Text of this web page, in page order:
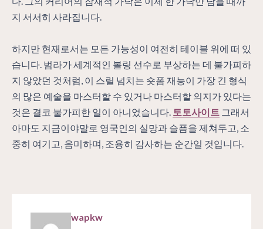
지 서서히 사라집니다.
하지만 현재로서는 모든 가능성이 여전히 테이블 위에 떠 있
습니다. 범라가 세계적인 볼링 선수로 부상하는 데 불가피하
지 않았던 것처럼, 이 스릴 넘치는 숏폼 재능이 가장 긴 형식
의 많은 예술을 마스터할 수 있거나 마스터할 의지가 있다는
것은 결코 불가피한 일이 아니었습니다. 토토사이트 그래서
아마도 지금이야말로 영국인의 실망과 슬픔을 제쳐두고, 소
중히 여기고, 음미하며, 조용히 감사하는 순간일 것입니다.
wapkw